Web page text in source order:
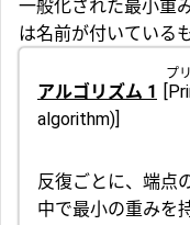
一般化された最小重
は名前が付いている
アルゴリズム 1
プ
algorithm)]
反復ごとに、端点
中で最小の重みを